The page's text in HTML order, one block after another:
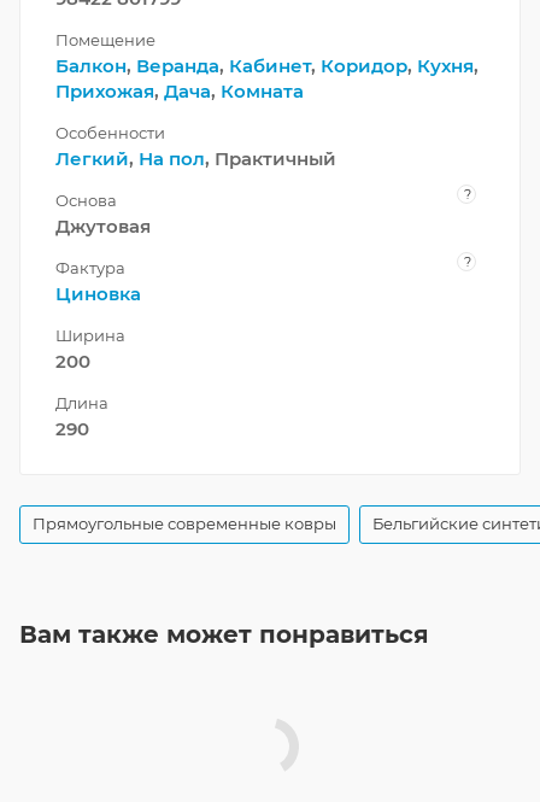
Помещение
Балкон, Веранда, Кабинет, Коридор, Кухня,
Прихожая, Дача, Комната
Особенности
Легкий, На пол, Практичный
Основа ?
Джутовая
Фактура ?
Циновка
Ширина
200
Длина
290
Прямоугольные современные ковры Бельгийские
Вам также может понравиться